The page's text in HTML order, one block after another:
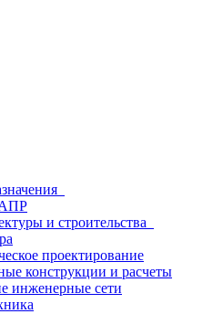
и строительства
проектирование
конструкции и расчеты
инженерные сети